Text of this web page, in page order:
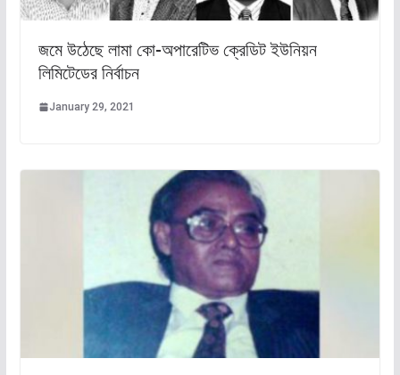
জমে উঠেছে লামা কো-অপারেটিভ ক্রেডিট ইউনিয়ন
লিমিটেডের নির্বাচন
January 29, 2021